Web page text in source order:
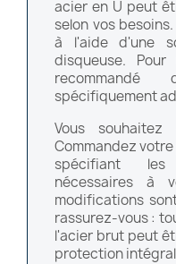
acier en U peut
selon vos
à l'aide d'une
disqueuse.
spécifiquement
Vous
Commandez
spécifiant les
nécessaires à
modifications
rassurez-vous :
l'acier brut peut
protection